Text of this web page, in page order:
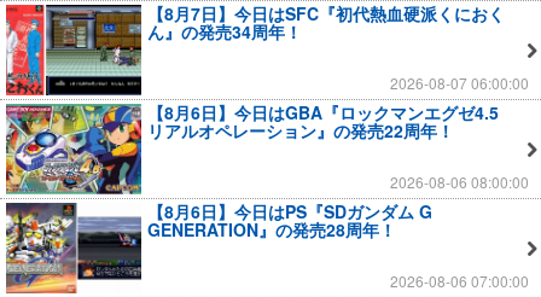
【8月7日】今日はSFC『初代熱血硬派くにおく
ん』の発売34周年！
2026-08-07 06:00:00
【8月6日】今日はGBA『ロックマンエグゼ4.5
リアルオペレーション』の発売22周年！
2026-08-06 08:00:00
【8月6日】今日はPS『SDガンダム G
GENERATION』の発売28周年！
2026-08-06 07:00:00